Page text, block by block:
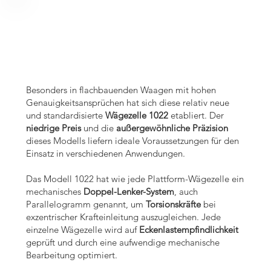
Besonders in flachbauenden Waagen mit hohen
Genauigkeitsansprüchen hat sich diese relativ neue
und standardisierte Wägezelle 1022etabliert. Der
niedrige Preisund die außergewöhnliche Präzision
dieses Modells liefern ideale Voraussetzungen für den
Einsatz in verschiedenen Anwendungen.
Das Modell 1022 hat wie jede Plattform-Wägezelle ein
mechanisches Doppel-Lenker-System, auch
Parallelogramm genannt, um Torsionskräftebei
exzentrischer Krafteinleitung auszugleichen. Jede
einzelne Wägezelle wird auf Eckenlastempfindlichkeit
geprüft und durch eine aufwendige mechanische
Bearbeitung optimiert.